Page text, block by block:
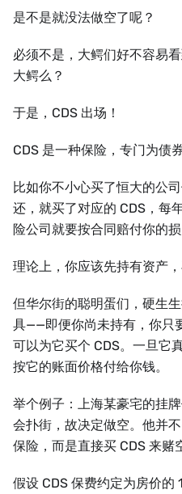
是不是就没法做空了呢？
必须不是，大鳄们好不容易
大鳄么？
于是，CDS 出场！
CDS 是一种保险，专门为债
比如你不小心买了恒大的公
还，就买了对应的 CDS，每
险公司就要按合同赔付你的损
理论上，你应该先持有资产，
但华尔街的聪明蛋们，硬生
具——即便你尚未持有，你只
可以为它买个 CDS。一旦它
按它的账面价格付给你钱。
举个例子：上海某豪宅的挂
会扑街，故决定做空。他并
保险，而是直接买 CDS 来赌
假设 CDS 保费约定为房价的